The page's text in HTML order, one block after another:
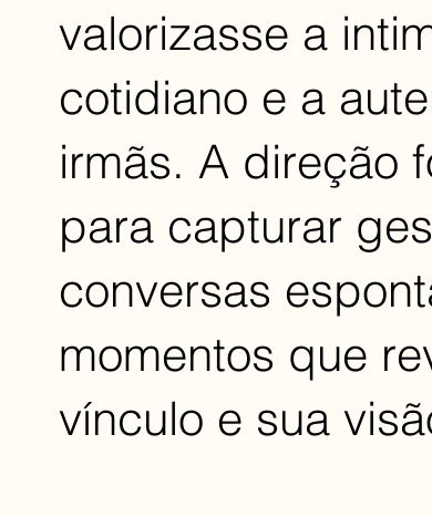
valorizasse a
cotidiano e a
irmãs. A direção
para capturar
conversas
momentos que
vínculo e sua